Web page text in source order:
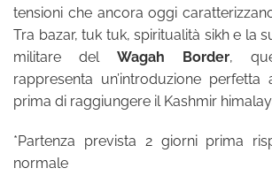
tensioni che ancora oggi
Tra bazar, tuk tuk, spiritualità sikh e la
militare del Wagah Border,
rappresenta un’introduzione perfetta
prima di raggiungere il Kashmir
*Partenza prevista 2 giorni prima
normale